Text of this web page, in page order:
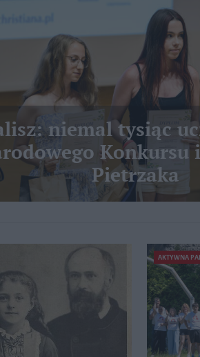
niemal tysiąc
Konkursu
Pietrzaka
AKTYWNA